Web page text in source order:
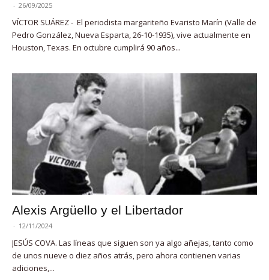
- 26/09/2025
VÍCTOR SUÁREZ - El periodista margariteño Evaristo Marín (Valle de
Pedro González, Nueva Esparta, 26-10-1935), vive actualmente en
Houston, Texas. En octubre cumplirá 90 años...
Alexis Argüello y el Libertador
- 12/11/2024
JESÚS COVA. Las líneas que siguen son ya algo añejas, tanto como
de unos nueve o diez años atrás, pero ahora contienen varias
adiciones,...